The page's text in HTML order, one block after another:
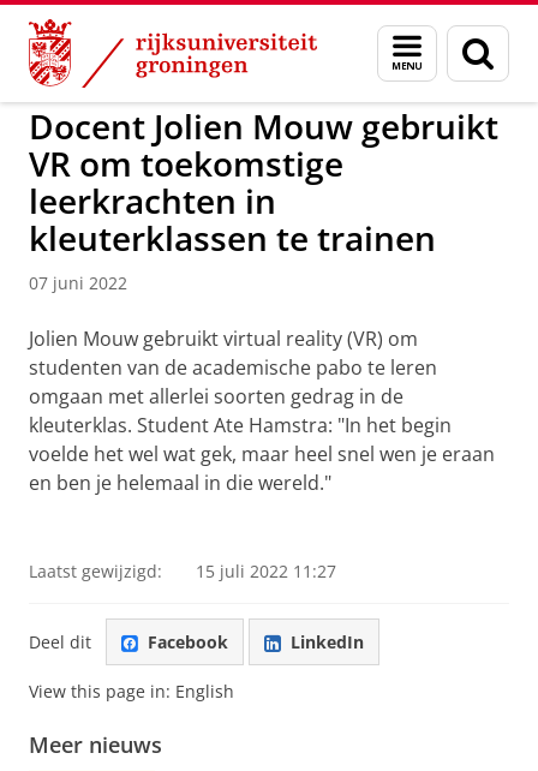
Skip
Content
Skip
Navigation
Menu
en
zoeken
GMW
Docent Jolien Mouw gebruikt
VR om toekomstige
leerkrachten in
kleuterklassen te trainen
07 juni 2022
Jolien Mouw gebruikt virtual reality (VR) om
studenten van de academische pabo te leren
omgaan met allerlei soorten gedrag in de
kleuterklas. Student Ate Hamstra: "In het begin
voelde het wel wat gek, maar heel snel wen je eraan
en ben je helemaal in die wereld."
Docent Jolien Mouw gebruikt VR om toekomstige
Laatst gewijzigd: 15 juli 2022 11:27
Deel dit Facebook LinkedIn
View this page in: English
Meer nieuws